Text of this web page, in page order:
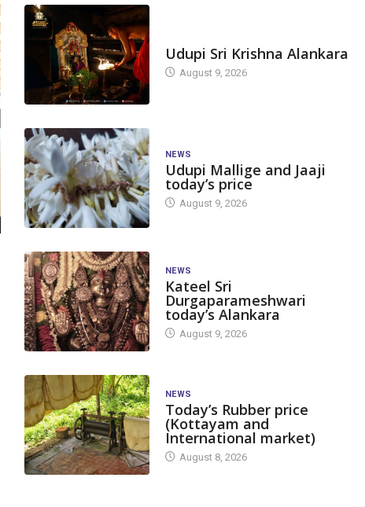
Udupi Sri Krishna Alankara
August 9, 2026
NEWS
Udupi Mallige and Jaaji
today’s price
August 9, 2026
NEWS
Kateel Sri
Durgaparameshwari
today’s Alankara
August 9, 2026
NEWS
Today’s Rubber price
(Kottayam and
International market)
August 8, 2026